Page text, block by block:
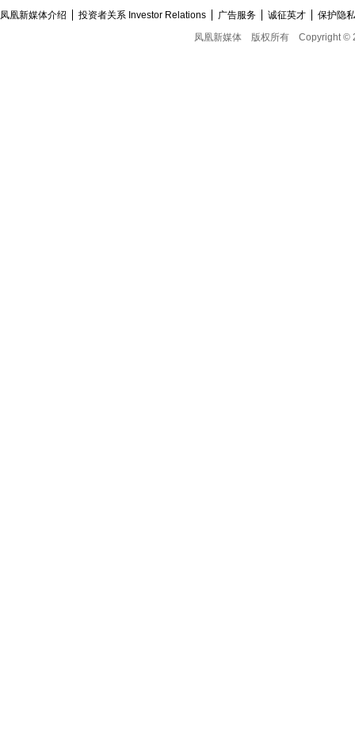
凤凰新媒体介绍 投资者关系 Investor Relations 广告服务 诚征英才
保护隐
凤凰新媒体
版权所有 Copyright ©